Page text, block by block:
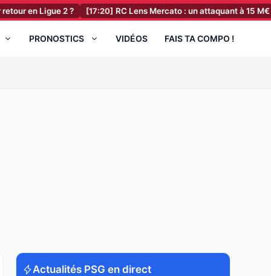
2 ? [17:20] RC Lens Mercato : un attaquant à 15 M€ ciblé par
PRONOSTICS VIDÉOS FAIS TA COMPO !
Actualités PSG en direct